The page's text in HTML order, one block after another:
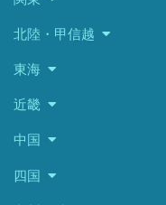
北陸・甲信越
東海
近畿
中国
四国